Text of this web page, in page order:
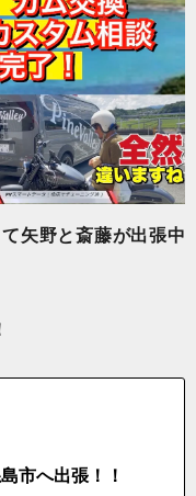
矢野と斎藤が出張中
市へ出張！！